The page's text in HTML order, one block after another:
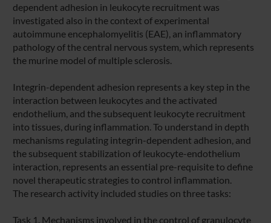
dependent adhesion in leukocyte recruitment was
investigated also in the context of experimental
autoimmune encephalomyelitis (EAE), an inflammatory
pathology of the central nervous system, which represents
the murine model of multiple sclerosis.
Integrin-dependent adhesion represents a key step in the
interaction between leukocytes and the activated
endothelium, and the subsequent leukocyte recruitment
into tissues, during inflammation. To understand in depth
mechanisms regulating integrin-dependent adhesion, and
the subsequent stabilization of leukocyte-endothelium
interaction, represents an essential pre-requisite to define
novel therapeutic strategies to control inflammation.
The research activity included studies on three tasks:
Task 1. Mechanisms involved in the control of granulocyte